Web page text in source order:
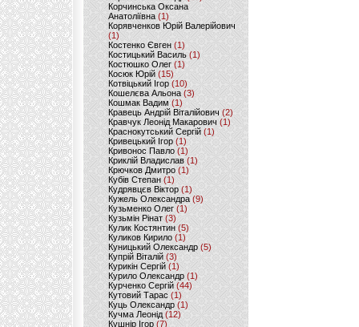
Корчинська Оксана
Анатоліївна (1)
Корявченков Юрій Валерійович
(1)
Костенко Євген (1)
Костицький Василь (1)
Костюшко Олег (1)
Косюк Юрій (15)
Котвіцький Ігор (10)
Кошелєва Альона(3)
Кошмак Вадим (1)
Кравець Андрій Віталійович (2)
Кравчук Леонід Макарович (1)
Краснокутський Сергій (1)
Кривецький Ігор (1)
Кривонос Павло (1)
Криклій Владислав (1)
Крючков Дмитро(1)
Кубів Степан(1)
Кудрявцєв Віктор (1)
Кужель Олександра (9)
Кузьменко Олег (1)
Кузьмін Рінат(3)
Кулик Костянтин(5)
Куликов Кирило (1)
Куницький Олександр (5)
Купрій Віталій (3)
Курикін Сергій(1)
Курило Олександр (1)
Курченко Сергій (44)
Кутовий Тарас (1)
Куць Олександр (1)
Кучма Леонід (12)
Кушнір Ігор(7)